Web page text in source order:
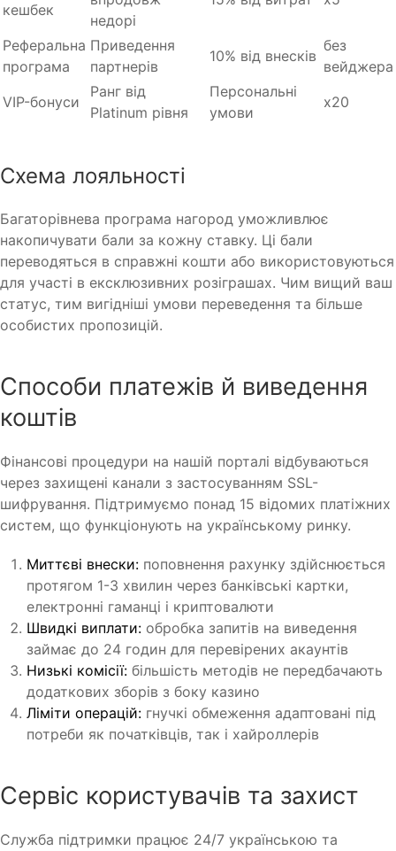
кешбек
недорі
Реферальна
програма
Приведення
партнерів
10% від внесків
без
вейджера
VIP-бонуси
Ранг від
Platinum рівня
Персональні
умови
х20
Схема лояльності
Багаторівнева програма нагород уможливлює
накопичувати бали за кожну ставку. Ці бали
переводяться в справжні кошти або використовуються
для участі в ексклюзивних розіграшах. Чим вищий ваш
статус, тим вигідніші умови переведення та більше
особистих пропозицій.
Способи платежів й виведення
коштів
Фінансові процедури на нашій порталі відбуваються
через захищені канали з застосуванням SSL-
шифрування. Підтримуємо понад 15 відомих платіжних
систем, що функціонують на українському ринку.
Миттєві внески: поповнення рахунку здійснюється
протягом 1-3 хвилин через банківські картки,
електронні гаманці і криптовалюти
Швидкі виплати: обробка запитів на виведення
займає до 24 годин для перевірених акаунтів
Низькі комісії: більшість методів не передбачають
додаткових зборів з боку казино
Ліміти операцій: гнучкі обмеження адаптовані під
потреби як початківців, так і хайроллерів
Сервіс користувачів та захист
Служба підтримки працює 24/7 українською та